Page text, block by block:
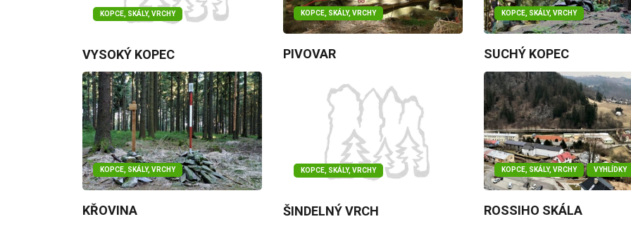
KOPCE, SKÁLY, VRCHY
VYSOKÝ KOPEC
KOPCE, SKÁLY, VRCHY
PIVOVAR
KOPCE, SKÁLY, VRCHY
SUCHÝ KOPEC
KOPCE, SKÁLY, VRCHY
KŘOVINA
KOPCE, SKÁLY, VRCHY
ŠINDELNÝ VRCH
KOPCE, SKÁLY, VRCHY VYHLÍDKY
ROSSIHO SKÁLA